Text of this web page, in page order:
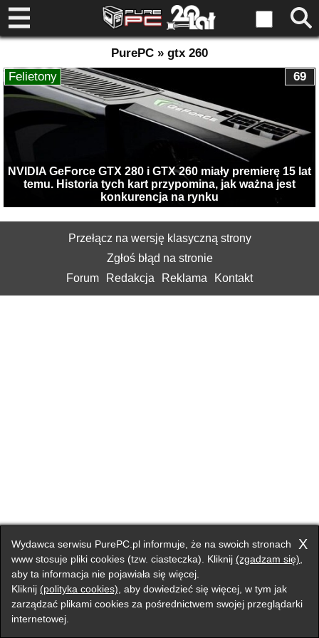
PurePC » gtx 260
NVIDIA GeForce GTX 280 i GTX 260 miały premierę 15 lat
temu. Historia tych kart przypomina, jak ważna jest
konkurencja na rynku
69
Felietony
Przełącz na wersję klasyczną strony
Zgłoś błąd na stronie
Forum
Redakcja Reklama Kontakt
X
Wydawca serwisu PurePC.pl informuje, że na swoich stronach
www stosuje pliki cookies (tzw. ciasteczka). Kliknij (zgadzam się)
aby ta informacja nie pojawiała się więcej.
Kliknij (polityka cookies) , aby dowiedzieć się więcej, w tym jak
zarządzać plikami cookies za pośrednictwem swojej przeglądarki
internetowej.